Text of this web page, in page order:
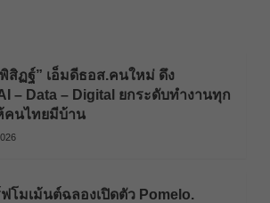
สิฏฐ์” เอ็มดีธอส.คนใหม่ ดึง
– Data – Digital ยกระดับทำงานทุก
คนไทยมีบ้าน
โมเม้นต์ฉลองเปิดตัว Pomelo.